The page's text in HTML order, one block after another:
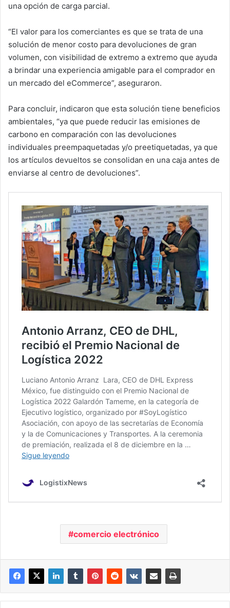
una opción de carga parcial.
“El valor para los comerciantes es que se trata de una
solución de menor costo para devoluciones de gran
volumen, con visibilidad de extremo a extremo que ayuda
a brindar una experiencia amigable para el comprador en
un mercado del eCommerce”, aseguraron.
Para concluir, indicaron que esta solución tiene beneficios
ambientales, “ya que puede reducir las emisiones de
carbono en comparación con las devoluciones
individuales preempaquetadas y/o preetiquetadas, ya que
los artículos devueltos se consolidan en una caja antes de
enviarse al centro de devoluciones”.
comercio electrónico